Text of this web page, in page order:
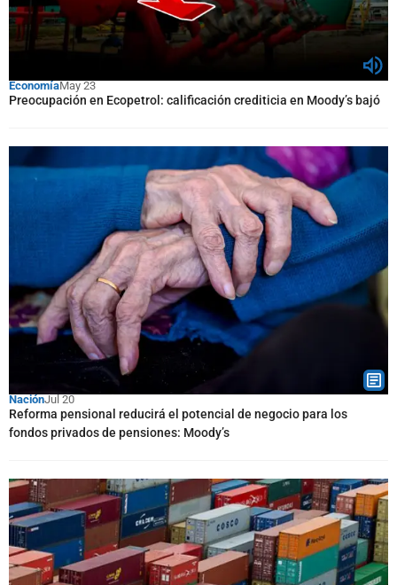
EconomíaMay 23
Preocupación en Ecopetrol: calificación crediticia en Moody’s bajó
NaciónJul 20
Reforma pensional reducirá el potencial de negocio para los
fondos privados de pensiones: Moody’s